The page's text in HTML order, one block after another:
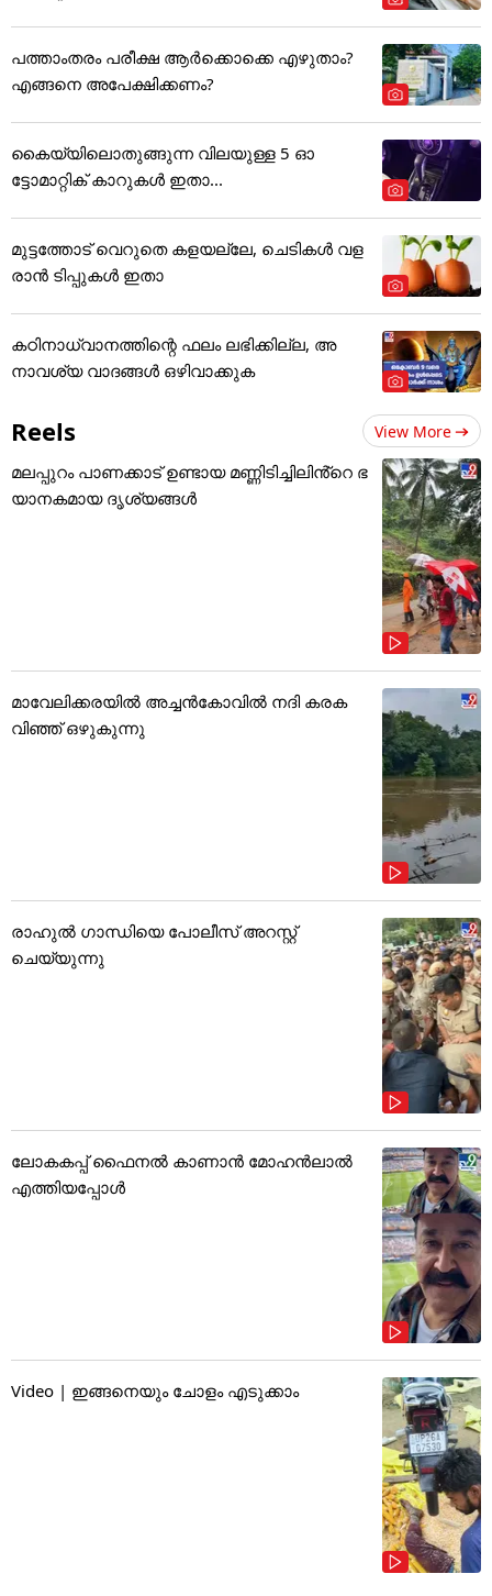
പത്താംതരം പരീക്ഷ ആര്‍ക്കൊക്കെ എഴുതാം?
എങ്ങനെ അപേക്ഷിക്കണം?
കൈയ്യിലൊതുങ്ങുന്ന വിലയുള്ള 5 ഓ
ട്ടോമാറ്റിക് കാറുകൾ ഇതാ...
മുട്ടത്തോട് വെറുതെ കളയല്ലേ, ചെടികൾ വള
രാൻ ടിപ്പുകൾ ഇതാ
കഠിനാധ്വാനത്തിന്റെ ഫലം ലഭിക്കില്ല, അ
നാവശ്യ വാദങ്ങൾ ഒഴിവാക്കുക
Reels View More
മലപ്പുറം പാണക്കാട് ഉണ്ടായ മണ്ണിടിച്ചിലിൻ്റെ ഭ
യാനകമായ ദൃശ്യങ്ങൾ
മാവേലിക്കരയിൽ അച്ചൻകോവിൽ നദി കരക
വിഞ്ഞ് ഒഴുകുന്നു
രാഹുൽ ഗാന്ധിയെ പോലീസ് അറസ്റ്റ്
ചെയ്യുന്നു
ലോകകപ്പ് ഫൈനൽ കാണാൻ മോഹൻലാൽ
എത്തിയപ്പോൾ
Video | ഇങ്ങനെയും ചോളം എടുക്കാം